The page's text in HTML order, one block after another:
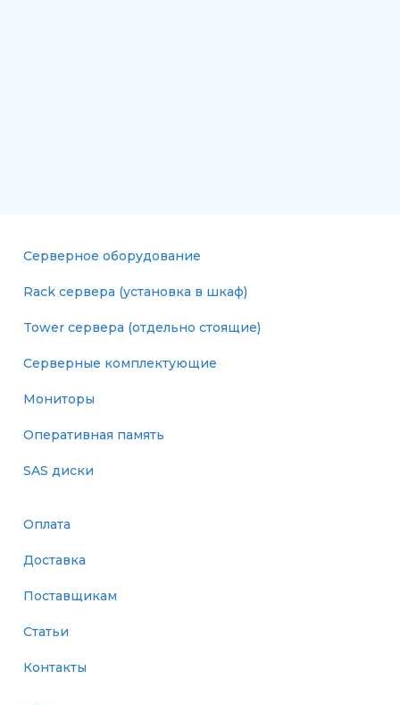
Серверное оборудование
Rack сервера (установка в шкаф)
Tower сервера (отдельно стоящие)
Серверные комплектующие
Мониторы
Оперативная память
SAS диски
Оплата
Доставка
Поставщикам
Статьи
Контакты